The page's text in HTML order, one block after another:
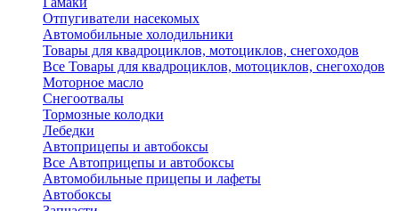
Отпугиватели насекомых
Автомобильные холодильники
Товары для квадроциклов, мотоциклов, снегоходов
Все Товары для квадроциклов, мотоциклов, снегоходов
Моторное масло
Снегоотвалы
Тормозные колодки
Лебедки
Автоприцепы и автобоксы
Все Автоприцепы и автобоксы
Автомобильные прицепы и лафеты
Автобоксы